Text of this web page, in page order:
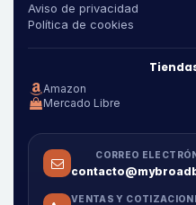
Aviso de privacidad
Política de cookies
Amazon
Mercado Libre
CORREO
VENTAS Y